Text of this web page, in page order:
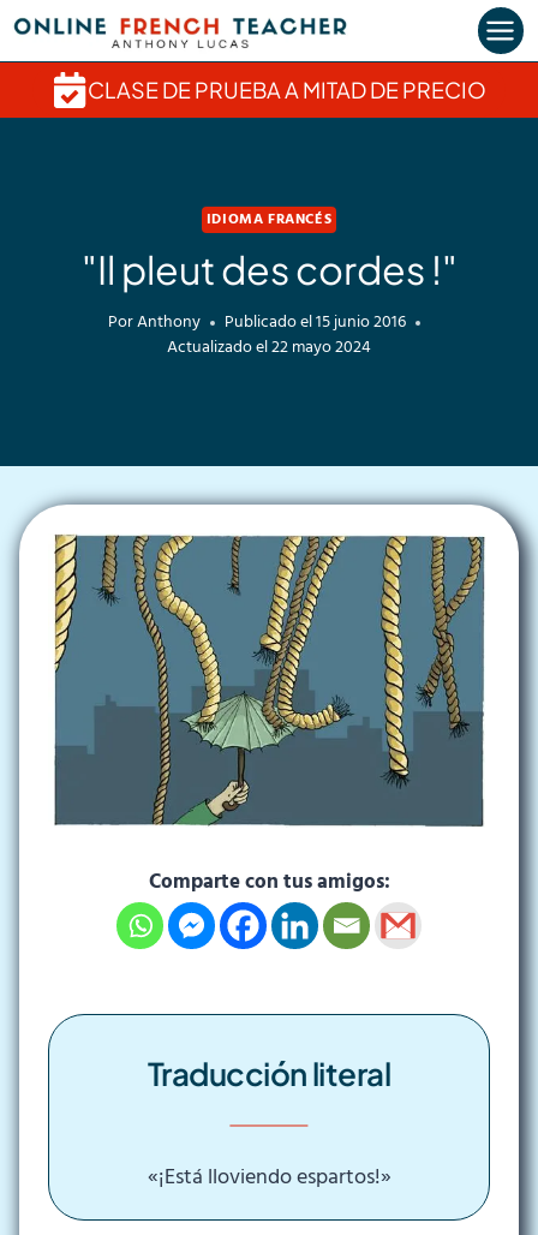
Saltar
contenidoCLASE DE PRUEBA A MITAD DE PRECIO
IDIOMA FRANCÉS
"Il pleut des cordes !"
PorAnthony Publicado el15 junio 2016
Actualizado el22 mayo 2024
Comparte con tus amigos:
Traducción literal
«¡Está lloviendo espartos!»